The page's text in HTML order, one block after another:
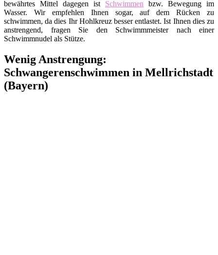
bewährtes Mittel dagegen ist Schwimmen bzw. Bewegung im
Wasser. Wir empfehlen Ihnen sogar, auf dem Rücken zu
schwimmen, da dies Ihr Hohlkreuz besser entlastet. Ist Ihnen dies zu
anstrengend, fragen Sie den Schwimmmeister nach einer
Schwimmnudel als Stütze.
Wenig Anstrengung:
Schwangerenschwimmen in Mellrichstadt
(Bayern)